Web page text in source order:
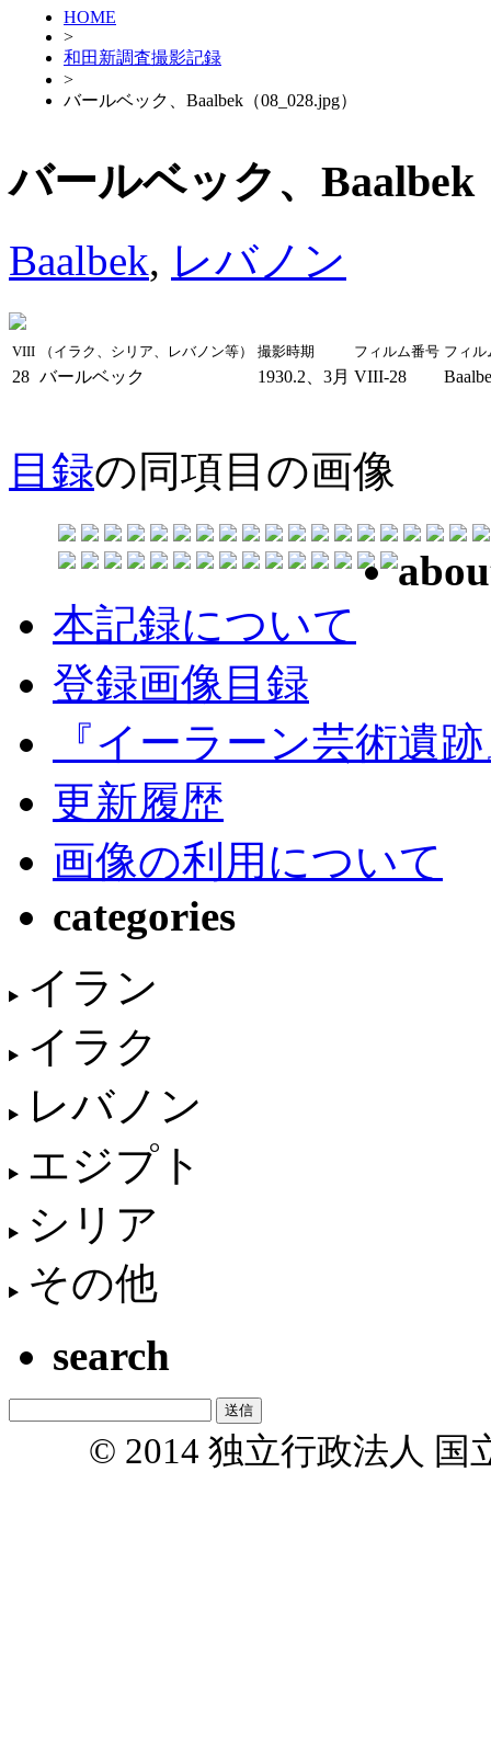
HOME
>
和田新調査撮影記録
>
バールベック、Baalbek（08_028.jpg）
バールベック、Baalbek
Baalbek, レバノン
VIII （イラク、シリア、レバノン等） 撮影時期 フィルム番号 フィル
28 バールベック 1930.2、3月 VIII-28
目録の同項目の画像
本記録について
登録画像目録
『イーラーン芸術遺
更新履歴
画像の利用について
categories
イラン
イラク
レバノン
エジプト
シリア
その他
search
© 2014 独立行政法人 国